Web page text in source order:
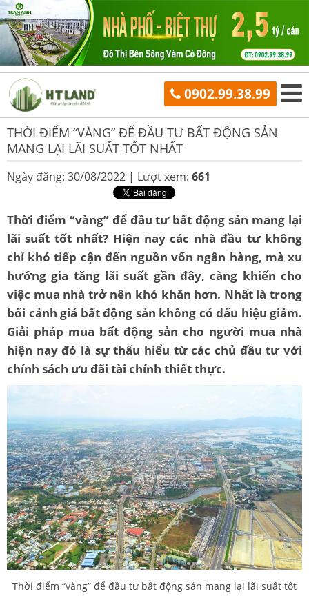
0902.99.38.99
THỜI ĐIỂM “VÀNG” ĐỂ ĐẦU TƯ BẤT ĐỘNG SẢN
MANG LẠI LÃI SUẤT TỐT NHẤT
Ngày đăng: 30/08/2022 | Lượt xem: 661
Thời điểm “vàng” để đầu tư bất động sản mang lại
lãi suất tốt nhất? Hiện nay các nhà đầu tư không
chỉ khó tiếp cận đến nguồn vốn ngân hàng, mà xu
hướng gia tăng lãi suất gần đây, càng khiến cho
việc mua nhà trở nên khó khăn hơn. Nhất là trong
bối cảnh giá bất động sản không có dấu hiệu giảm.
Giải pháp mua bất động sản cho người mua nhà
hiện nay đó là sự thấu hiểu từ các chủ đầu tư với
chính sách ưu đãi tài chính thiết thực.
Thời điểm “vàng” để đầu tư bất động sản mang lại lãi suất tốt